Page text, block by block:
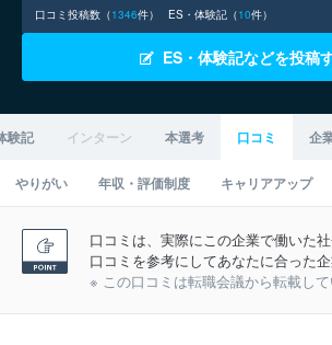
口コミ投稿数（1346件） ES・体験記（10件）
ES・体験記などを投稿
験記 インターン 本選考 口コミ 企
やりがい 年収・評価制度 キャリアアップ
口コミは、実際にこの企業で働いた社
口コミを参考にしてあなたに合った企
※ この口コミは転職会議から転載して